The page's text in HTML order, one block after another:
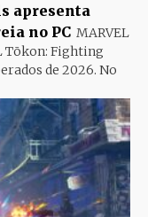
apresenta
no PC MARVEL
Tōkon: Fighting
de 2026. No